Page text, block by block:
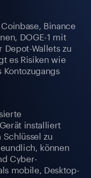
Binance
DOGE-1 mit
Wallets zu
es Risiken wie
installiert
zu
können
Cyber-
mobile, Desktop-